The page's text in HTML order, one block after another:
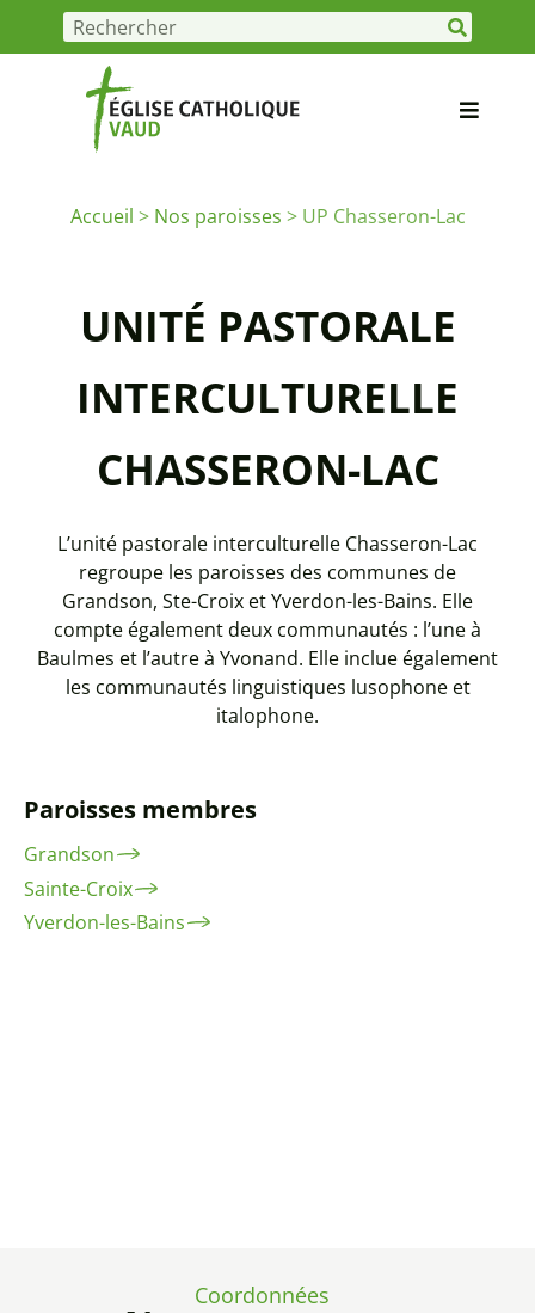
Accueil > Nos paroisses > UP Chasseron-Lac
UNITÉ PASTORALE
INTERCULTURELLE
CHASSERON-LAC
L’unité pastorale interculturelle Chasseron-Lac
regroupe les paroisses des communes de
Grandson, Ste-Croix et Yverdon-les-Bains. Elle
compte également deux communautés : l’une à
Baulmes et l’autre à Yvonand. Elle inclue également
les communautés linguistiques lusophone et
italophone.
Paroisses membres
Grandson
Sainte-Croix
Yverdon-les-Bains
Coordonnées